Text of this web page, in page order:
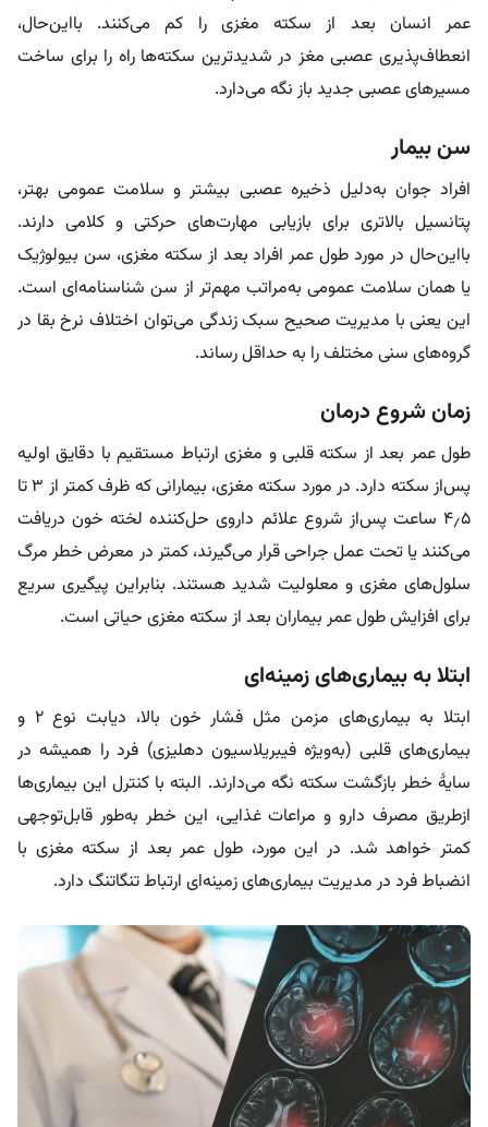
عمر انسان بعد از سکته مغزی را کم می‌کنند. با‌این‌حال،
انعطاف‌پذیری عصبی مغز در شدید‌ترین سکته‌ها راه را برای ساخت
مسیرهای عصبی جدید باز نگه می‌دارد.
سن بیمار
افراد جوان‌ به‌دلیل ذخیره عصبی بیشتر و سلامت عمومی بهتر،
پتانسیل بالاتری برای بازیابی مهارت‌های حرکتی و کلامی دارند.
با‌این‌حال در مورد طول عمر افراد بعد از سکته مغزی، سن بیولوژیک
یا همان سلامت عمومی به‌مراتب مهم‌تر از سن شناسنامه‌ای است.
این یعنی با مدیریت صحیح سبک زندگی می‌توان اختلاف نرخ بقا در
گروه‌های سنی مختلف را به حداقل رساند.
زمان شروع درمان
طول عمر بعد از سکته قلبی و مغزی ارتباط مستقیم با دقایق اولیه
پس‌از سکته دارد. در مورد سکته مغزی، بیمارانی که ظرف کمتر از ۳ تا
۴٫۵ ساعت پس‌از شروع علائم داروی حل‌کننده لخته خون دریافت
می‌کنند یا تحت عمل جراحی قرار می‌گیرند، کمتر در معرض خطر مرگ
سلول‌های مغزی و معلولیت شدید هستند. بنابراین پیگیری سریع
برای افزایش طول عمر بیماران بعد از سکته مغزی حیاتی است.
ابتلا به بیماری‌های زمینه‌ای
ابتلا به بیماری‌های مزمن مثل فشار خون بالا، دیابت نوع ۲ و
بیماری‌های قلبی (به‌ویژه فیبریلاسیون دهلیزی) فرد را همیشه در
سایۀ خطر بازگشت سکته نگه می‌دارند. البته با کنترل این بیماری‌ها
از‌طریق مصرف دارو و مراعات غذایی، این خطر به‌طور قابل‌توجهی
کمتر خواهد شد. در این مورد، طول عمر بعد از سکته مغزی با
انضباط فرد در مدیریت بیماری‌های زمینه‌ای ارتباط تنگاتنگ دارد.